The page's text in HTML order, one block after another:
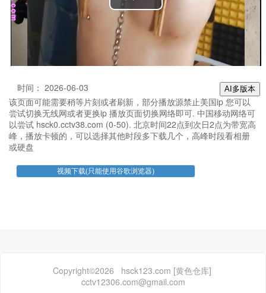
AI多版本
时间： 2026-06-03
该页面可能需要稍等片刻或者刷新，部分播放源禁止美国ip 您可以
尝试切换无线网或者更换ip 播放页面切换网络即可. 中国移动网络可
以尝试 hsck0.cctv38.com (0-50). 北京时间22点到次日2点为带宽高
峰，播放卡顿的，可以选择其他时段多下载几个，高峰时段看相册
或硬盘
Copyright©2026 hsck123.com [黄色仓库]
cctv12306.com@gmail.com